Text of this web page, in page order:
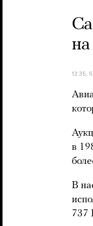
13:35,
в
В
737